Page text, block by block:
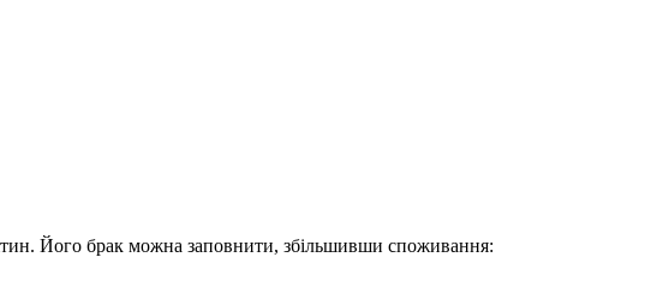
Його брак можна заповнити, збільшивши споживання: